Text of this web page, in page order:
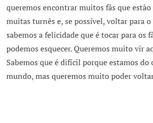
queremos encontrar muitos fãs que
muitas turnês e, se possível, voltar para o
sabemos a felicidade que é tocar para os
podemos esquecer. Queremos muito vir
Sabemos que é difícil porque estamos
mundo, mas queremos muito poder